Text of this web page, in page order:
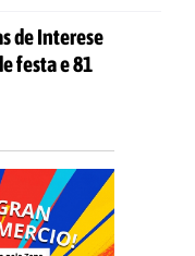
de Interese
festa e 81